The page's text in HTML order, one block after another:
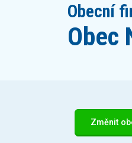
Obecní
Obec
Změnit